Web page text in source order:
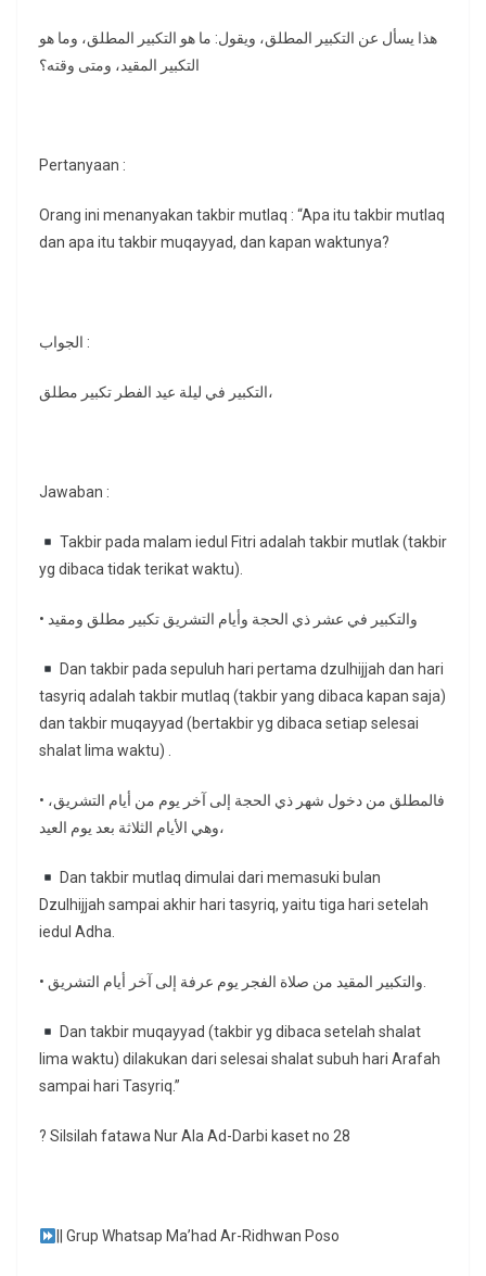
هذا يسأل عن التكبير المطلق، ويقول: ما هو التكبير المطلق، وما هو
التكبير المقيد، ومتى وقته؟
Pertanyaan :
Orang ini menanyakan takbir mutlaq : “Apa itu takbir mutlaq
dan apa itu takbir muqayyad, dan kapan waktunya?
الجواب :
التكبير في ليلة عيد الفطر تكبير مطلق،
Jawaban :
Takbir pada malam iedul Fitri adalah takbir mutlak (takbir
yg dibaca tidak terikat waktu).
• والتكبير في عشر ذي الحجة وأيام التشريق تكبير مطلق ومقيد
Dan takbir pada sepuluh hari pertama dzulhijjah dan hari
tasyriq adalah takbir mutlaq (takbir yang dibaca kapan saja)
dan takbir muqayyad (bertakbir yg dibaca setiap selesai
shalat lima waktu) .
• فالمطلق من دخول شهر ذي الحجة إلى آخر يوم من أيام التشريق،
وهي الأيام الثلاثة بعد يوم العيد،
Dan takbir mutlaq dimulai dari memasuki bulan
Dzulhijjah sampai akhir hari tasyriq, yaitu tiga hari setelah
iedul Adha.
• والتكبير المقيد من صلاة الفجر يوم عرفة إلى آخر أيام التشريق.
Dan takbir muqayyad (takbir yg dibaca setelah shalat
lima waktu) dilakukan dari selesai shalat subuh hari Arafah
sampai hari Tasyriq.”
? Silsilah fatawa Nur Ala Ad-Darbi kaset no 28
|| Grup Whatsap Ma’had Ar-Ridhwan Poso